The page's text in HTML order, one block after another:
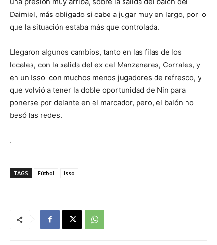
Daimiel, más obligado si cabe a jugar muy en largo, por lo
que la situación estaba más que controlada.
Llegaron algunos cambios, tanto en las filas de los
locales, con la salida del ex del Manzanares, Corrales, y
en un Isso, con muchos menos jugadores de refresco, y
que volvió a tener la doble oportunidad de Nin para
ponerse por delante en el marcador, pero, el balón no
besó las redes.
.
TAGS Fútbol Isso